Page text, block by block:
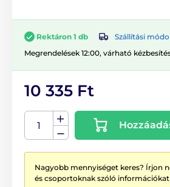
Rektáron 1 db
Szállítási
Megrendelések 12:00, várható
10 335 Ft
Nagyobb mennyiséget keres? Írjon
és csoportoknak szóló információkat